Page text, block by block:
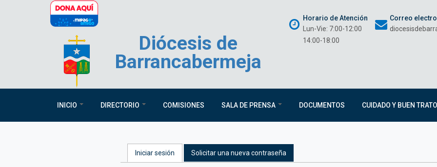
Pasar al contenido principal
Diócesis de
Barrancabermeja
Horario de Atención
Lun-Vie: 7:00-12:00
14:00-18:00
Correo
INICIO DIRECTORIO COMISIONES SALA DE PRENSA DOCUMENTOS CUIDADO Y BUEN TRATO
Solapas principales
Iniciar sesión (solapa activa)
Solicitar una nueva contraseña